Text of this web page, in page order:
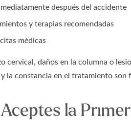
después del accidente
y terapias recomendadas
médicas
cervical, daños en la columna o
la constancia en el tratamiento son
la